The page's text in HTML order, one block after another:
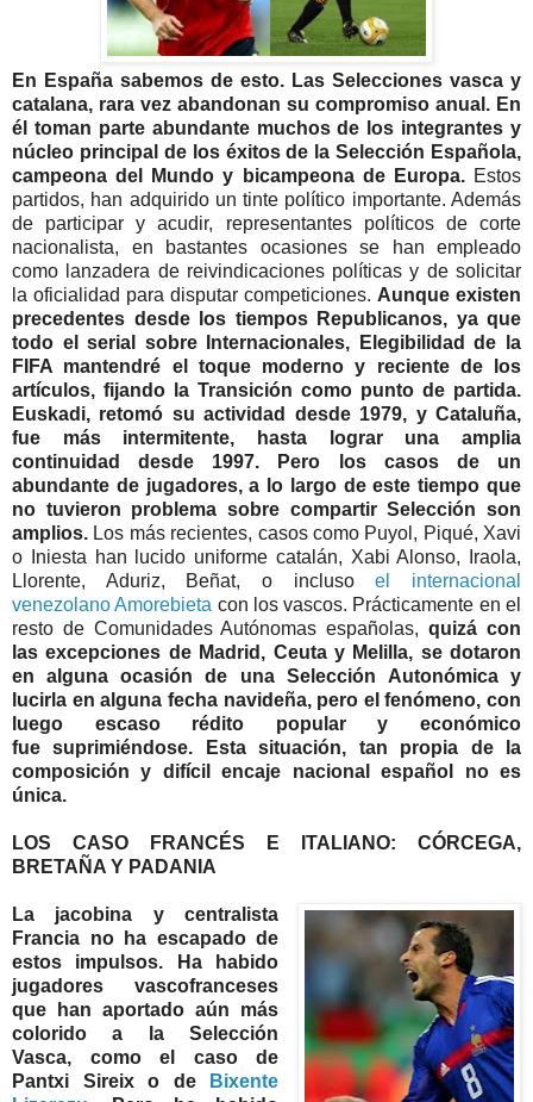
En España sabemos de esto. Las Selecciones vasca y
catalana, rara vez abandonan su compromiso anual. En
él toman parte abundante muchos de los integrantes y
núcleo principal de los éxitos de la Selección Española,
campeona del Mundo y bicampeona de Europa.Estos
partidos, han adquirido un tinte político importante. Además
de participar y acudir, representantes políticos de corte
nacionalista, en bastantes ocasiones se han empleado
como lanzadera de reivindicaciones políticas y de solicitar
la oficialidad para disputar competiciones. Aunque existen
precedentes desde los tiempos Republicanos, ya que
todo el serial sobre Internacionales, Elegibilidad de la
FIFA mantendré el toque moderno y reciente de los
artículos, fijando la Transición como punto de partida.
Euskadi, retomó su actividad desde 1979, y Cataluña,
fue más intermitente, hasta lograr una amplia
continuidad desde 1997. Pero los casos de un
abundante de jugadores, a lo largo de este tiempo que
no tuvieron problema sobre compartir Selección son
amplios. Los más recientes, casos como Puyol, Piqué, Xavi
o Iniesta han lucido uniforme catalán, Xabi Alonso, Iraola,
Llorente, Aduriz, Beñat, o inclusoel internacional
venezolano Amorebieta con los vascos. Prácticamente en el
resto de Comunidades Autónomas españolas,quizá con
las excepciones de Madrid, Ceuta y Melilla, se dotaron
en alguna ocasión de una Selección Autonómica y
lucirla en alguna fecha navideña, pero el fenómeno, con
luego escaso rédito popular y económico
fue suprimiéndose. Esta situación, tan propia de la
composición y difícil encaje nacional español no es
única.
LOS CASO FRANCÉS E ITALIANO: CÓRCEGA,
BRETAÑA Y PADANIA
La jacobina y centralista
Francia no ha escapado de
estos impulsos. Ha habido
jugadores vascofranceses
que han aportado aún más
colorido a la Selección
Vasca, como el caso de
Pantxi Sireix o de
Bixente